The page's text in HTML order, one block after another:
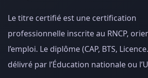
Le titre certifié est une certification
professionnelle inscrite au RNCP,
l’emploi. Le diplôme (CAP, BTS,
délivré par l’Éducation nationale ou